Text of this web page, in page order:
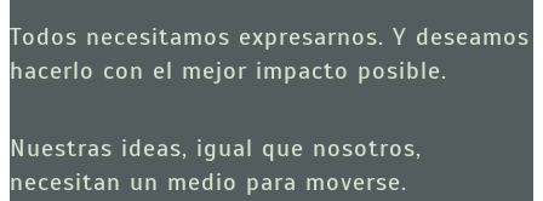
Todos necesitamos expresarnos. Y deseamos
hacerlo con el mejor impacto posible.
Nuestras ideas, igual que nosotros,
necesitan un medio para moverse.